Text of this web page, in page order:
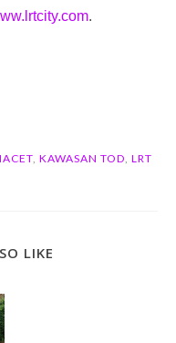
.
, KAWASAN TOD, LRT
LIKE